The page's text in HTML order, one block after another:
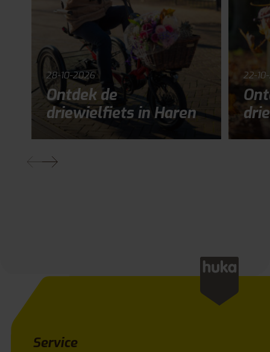
28-10-2026
Ontdek de
driewielfiets in Haren
22-
Service